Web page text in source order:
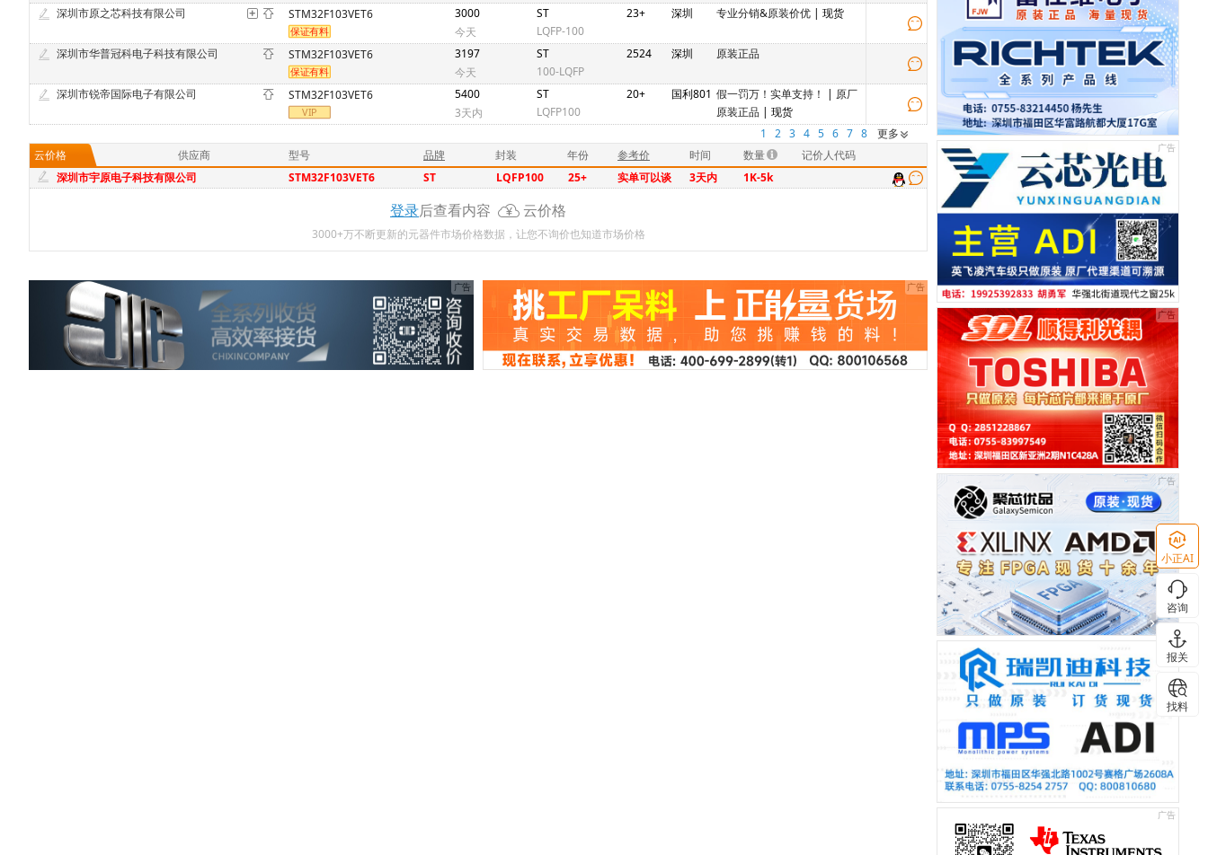
深圳市原之芯科技有限公司
STM32F103VET6
3000
今天
ST
LQFP-100
23+ 深圳 专业分销&原装价优 | 现货
深圳市华普冠科电子科技有限公司 STM32F103VET6
3197
今天
ST
100-LQFP
2524 深圳 原装正品
深圳市锐帝国际电子有限公司 STM32F103VET6
5400
3天内
ST
LQFP100
20+ 国利801 假一罚万！实单支持！ | 原厂
原装正品 | 现货
1
2 3 4 5 6 7 8
更多
云价格
供应商 型号 品牌 封装 年份 参考价 时间 数量
记价人代码
深圳市宇原电子科技有限公司
STM32F103VET6 ST LQFP100 25+ 实单可以谈 3天内 1K-5k
登录后查看内容 云价格
3000+万不断更新的元器件市场价格数据，让您不询价也知道市场价格
小正AI
咨询
报关
找料